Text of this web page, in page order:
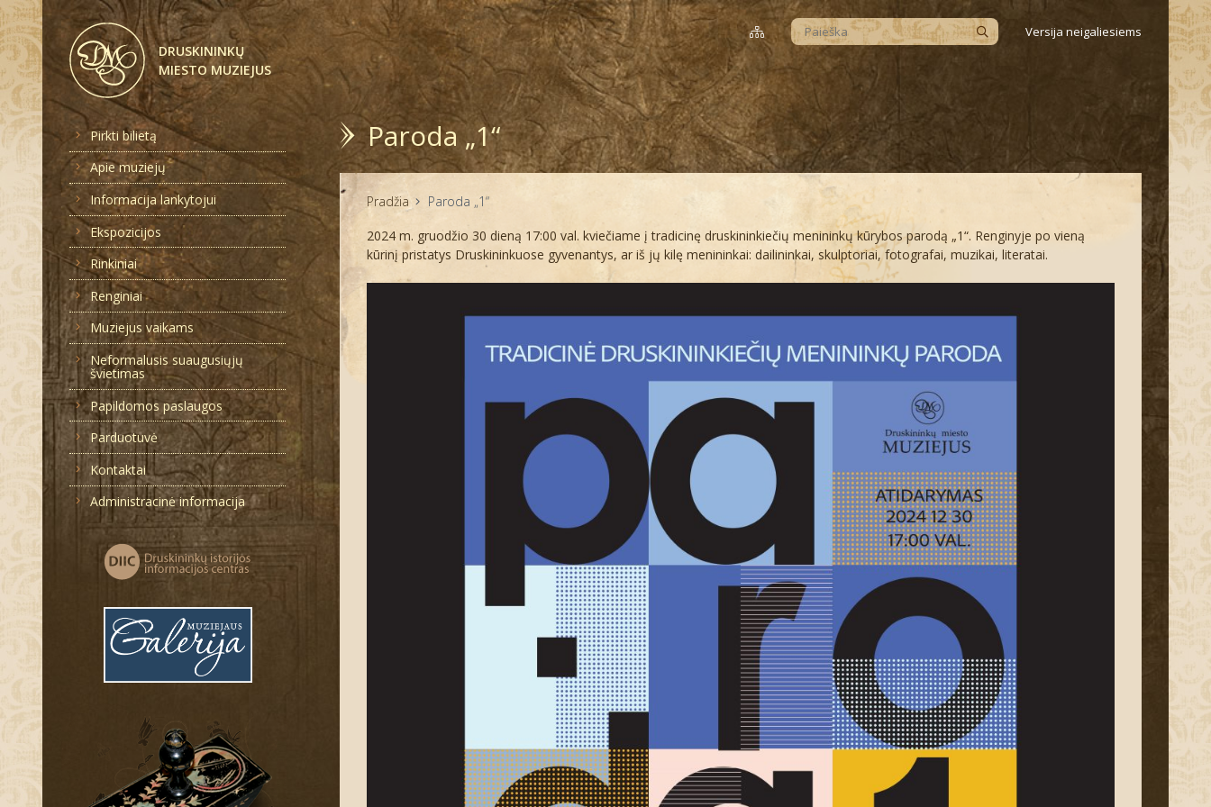
DRUSKININKŲ
MIESTO MUZIEJUS
Versija neigaliesiems
Pirkti bilietą
Apie muziejų
Informacija lankytojui
Ekspozicijos
Rinkiniai
Renginiai
Muziejus vaikams
Neformalusis suaugusiųjų
švietimas
Papildomos paslaugos
Parduotuvė
Kontaktai
Administracinė informacija
Paroda „1“
Pradžia
Paroda „1“
2024 m. gruodžio 30 dieną 17:00 val. kviečiame į tradicinę druskininkiečių menininkų kūrybos parodą „1“. Renginyje po vieną
kūrinį pristatys Druskininkuose gyvenantys, ar iš jų kilę menininkai: dailininkai, skulptoriai, fotografai, muzikai, literatai.